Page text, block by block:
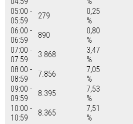
05:00 -
05:59
279
0,25
%
06:00 -
06:59
890
0,80
%
07:00 -
07:59
3.868
3,47
%
08:00 -
08:59
7.856
7,05
%
09:00 -
09:59
8.395
7,53
%
10:00 -
10:59
8.365
7,51
%